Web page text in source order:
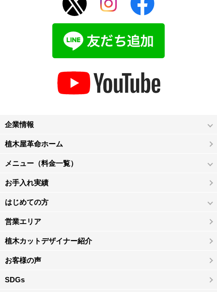
企業情報
植木屋革命ホーム
メニュー（料金一覧）
お手入れ実績
はじめての方
営業エリア
植木カットデザイナー紹介
お客様の声
SDGs